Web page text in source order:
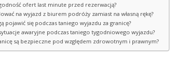
ofert last minute przed rezerwacją?
na wyjazd z biurem podróży zamiast na własną rękę?
pojawić się podczas taniego wyjazdu za granicę?
awaryjne podczas taniego tygodniowego wyjazdu?
są bezpieczne pod względem zdrowotnym i prawnym?